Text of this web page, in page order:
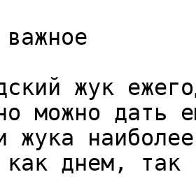
жук
можно дать
жука
как днем, так